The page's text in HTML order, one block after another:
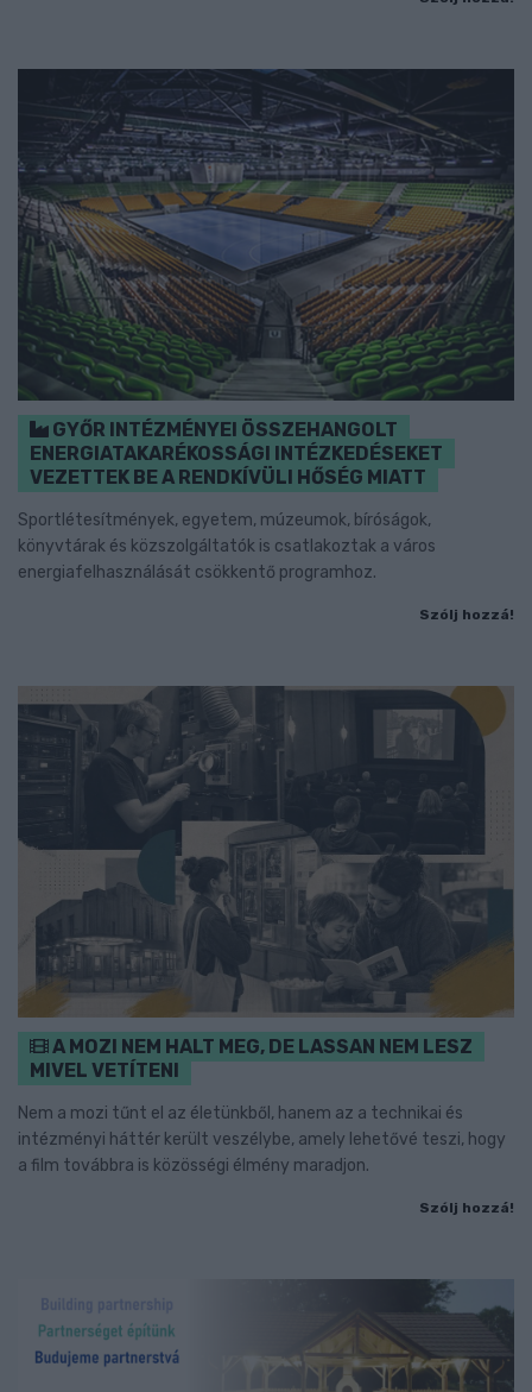
GYŐR INTÉZMÉNYEI ÖSSZEHANGOLT
ENERGIATAKARÉKOSSÁGI INTÉZKEDÉSEKET
VEZETTEK BE A RENDKÍVÜLI HŐSÉG MIATT
Sportlétesítmények, egyetem, múzeumok, bíróságok,
könyvtárak és közszolgáltatók is csatlakoztak a város
energiafelhasználását csökkentő programhoz.
Szólj hozzá!
A MOZI NEM HALT MEG, DE LASSAN NEM LESZ
MIVEL VETÍTENI
Nem a mozi tűnt el az életünkből, hanem az a technikai és
intézményi háttér került veszélybe, amely lehetővé teszi, hogy
a film továbbra is közösségi élmény maradjon.
Szólj hozzá!